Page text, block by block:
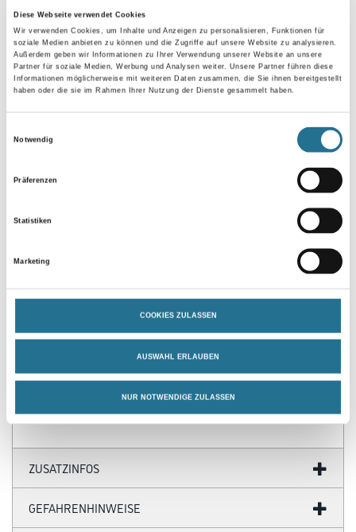
Diese Webseite verwendet Cookies
Wir verwenden Cookies, um Inhalte und Anzeigen zu personalisieren, Funktionen für
soziale Medien anbieten zu können und die Zugriffe auf unsere Website zu analysieren.
Außerdem geben wir Informationen zu Ihrer Verwendung unserer Website an unsere
Partner für soziale Medien, Werbung und Analysen weiter. Unsere Partner führen diese
Informationen möglicherweise mit weiteren Daten zusammen, die Sie ihnen bereitgestellt
haben oder die sie im Rahmen Ihrer Nutzung der Dienste gesammelt haben.
Notwendig
Präferenzen
Statistiken
Marketing
COOKIES ZULASSEN
AUSWAHL ERLAUBEN
NUR NOTWENDIGE ZULASSEN
Gebinde
PRODUKTEIGENSCHAFTEN
REACH-konform)
ZUSATZINFOS
GEFAHRENHINWEISE